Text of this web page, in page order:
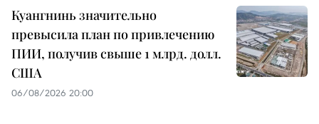
Куангнинь значительно
превысила план по привлечению
ПИИ, получив свыше 1 млрд. долл.
США
06/08/2026 20:00